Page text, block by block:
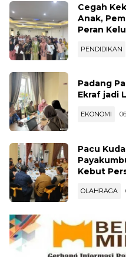
Cegah
Anak,
Peran
PENDIDIKAN
Padang
Ekraf jadi
EKONOMI
Pacu
Kebut
OLAHRAGA